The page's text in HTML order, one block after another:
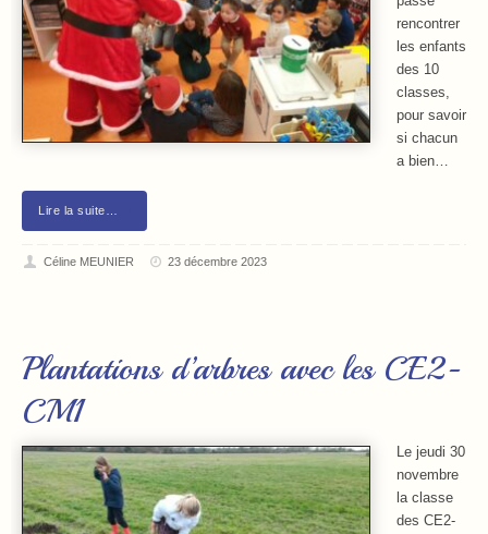
rencontrer
les enfants
des 10
classes,
pour savoir
si chacun
a bien…
Lire la suite…
Céline MEUNIER 23 décembre 2023
Plantations d’arbres avec les CE2-
CM1
Le jeudi 30
novembre
la classe
des CE2-